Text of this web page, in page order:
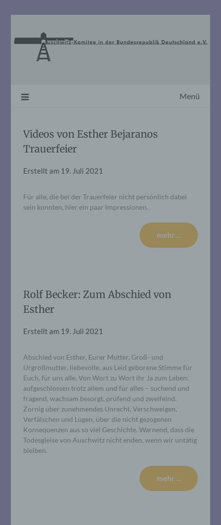
Menü
Videos von Esther Bejaranos
Trauerfeier
Erstellt am 19. Juli 2021
Für alle, die bei der Trauerfeier nicht persönlich dabei
sein konnten, hier ein paar Impressionen.
mehr ...
Rolf Becker: Zum Abschied von
Esther
Erstellt am 19. Juli 2021
Abschied von Esther, Eurer Mutter, Groß- und
Urgroßmutter, liebevolle, aus Leid geborene Stimme für
Euch, für uns alle. Von Wort zu Wort ihr Ja zum Leben:
aufgeschlossen trotz allem und für alles – suchend und
fragend, wachsam besorgt, prüfend und zweifelnd.
Zornig über zunehmendes Unrecht, Verschweigen,
Verfälschen und Lügen, über die nicht gezogenen
Konsequenzen aus so viel Geschichte. Warnend, dass die
Todesgleise von Auschwitz nicht enden, wenn wir untätig
bleiben.
mehr ...